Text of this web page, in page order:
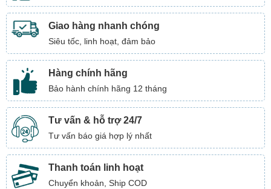
Giao hàng nhanh chóng
Siêu tốc, linh hoạt, đảm bảo
Hàng chính hãng
Bảo hành chính hãng 12 tháng
Tư vấn & hỗ trợ 24/7
Tư vấn báo giá hợp lý nhất
Thanh toán linh hoạt
Chuyển khoản, Ship COD